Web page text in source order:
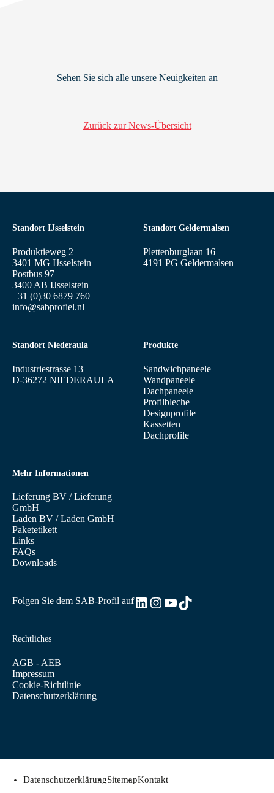
Sehen Sie sich alle unsere Neuigkeiten an
Zurück zur News-Übersicht
Standort IJsselstein
Produktieweg 2
3401 MG IJsselstein
Postbus 97
3400 AB IJsselstein
+31 (0)30 6879 760
info@sabprofiel.nl
Produkte
Sandwichpaneele
Wandpaneele
Dachpaneele
Profilbleche
Designprofile
Kassetten
Dachprofile
Mehr Informationen
Lieferung BV /Lieferung
GmbH
Laden BV /Laden GmbH
Paketetikett
Links
FAQs
Downloads
Standort Geldermalsen
Plettenburglaan 16
4191 PG Geldermalsen
Standort Niederaula
Industriestrasse 13
D-36272 NIEDERAULA
Rechtliches
AGB - AEB
Impressum
Cookie-Richtlinie
Datenschutzerklärung
Folgen Sie dem SAB-Profil aufLinkedIn
Instagram
YouTube
TikTok
DatenschutzerklärungSitemapKontakt